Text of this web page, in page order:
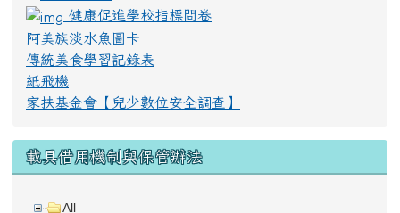
健康促進學校指標問卷
阿美族淡水魚圖卡
傳統美食學習記錄表
紙飛機
家扶基金會【兒少數位安全調查】
載具借用機制與保管辦法
All